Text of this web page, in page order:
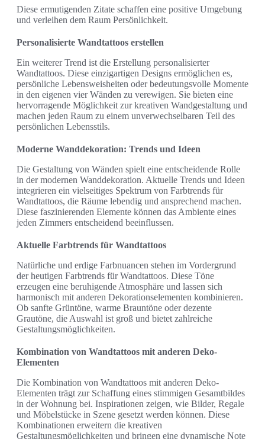
Diese ermutigenden Zitate schaffen eine positive Umgebung
und verleihen dem Raum Persönlichkeit.
Personalisierte Wandtattoos erstellen
Ein weiterer Trend ist die Erstellung personalisierter
Wandtattoos. Diese einzigartigen Designs ermöglichen es,
persönliche Lebensweisheiten oder bedeutungsvolle Momente
in den eigenen vier Wänden zu verewigen. Sie bieten eine
hervorragende Möglichkeit zur kreativen Wandgestaltung und
machen jeden Raum zu einem unverwechselbaren Teil des
persönlichen Lebensstils.
Moderne Wanddekoration: Trends und Ideen
Die Gestaltung von Wänden spielt eine entscheidende Rolle
in der modernen Wanddekoration. Aktuelle Trends und Ideen
integrieren ein vielseitiges Spektrum von Farbtrends für
Wandtattoos, die Räume lebendig und ansprechend machen.
Diese faszinierenden Elemente können das Ambiente eines
jeden Zimmers entscheidend beeinflussen.
Aktuelle Farbtrends für Wandtattoos
Natürliche und erdige Farbnuancen stehen im Vordergrund
der heutigen Farbtrends für Wandtattoos. Diese Töne
erzeugen eine beruhigende Atmosphäre und lassen sich
harmonisch mit anderen Dekorationselementen kombinieren.
Ob sanfte Grüntöne, warme Brauntöne oder dezente
Grautöne, die Auswahl ist groß und bietet zahlreiche
Gestaltungsmöglichkeiten.
Kombination von Wandtattoos mit anderen Deko-
Elementen
Die Kombination von Wandtattoos mit anderen Deko-
Elementen trägt zur Schaffung eines stimmigen Gesamtbildes
in der Wohnung bei. Inspirationen zeigen, wie Bilder, Regale
und Möbelstücke in Szene gesetzt werden können. Diese
Kombinationen erweitern die kreativen
Gestaltungsmöglichkeiten und bringen eine dynamische Note